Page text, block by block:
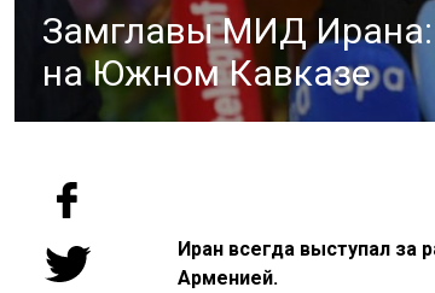
Замглавы МИД Ирана:
на Южном Кавказе
Иран всегда выступал за
Арменией.